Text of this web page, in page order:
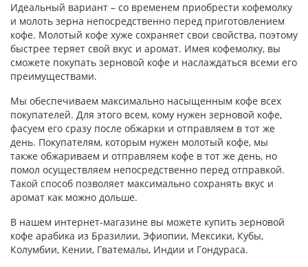
Идеальный вариант – со временем приобрести кофемолку
и молоть зерна непосредственно перед приготовлением
кофе. Молотый кофе хуже сохраняет свои свойства, поэтому
быстрее теряет свой вкус и аромат. Имея кофемолку, вы
сможете покупать зерновой кофе и наслаждаться всеми его
преимуществами.
Мы обеспечиваем максимально насыщенным кофе всех
покупателей. Для этого всем, кому нужен зерновой кофе,
фасуем его сразу после обжарки и отправляем в тот же
день. Покупателям, которым нужен молотый кофе, мы
также обжариваем и отправляем кофе в тот же день, но
помол осуществляем непосредственно перед отправкой.
Такой способ позволяет максимально сохранять вкус и
аромат как можно дольше.
В нашем интернет-магазине вы можете купить зерновой
кофе арабика из Бразилии, Эфиопии, Мексики, Кубы,
Колумбии, Кении, Гватемалы, Индии и Гондураса.